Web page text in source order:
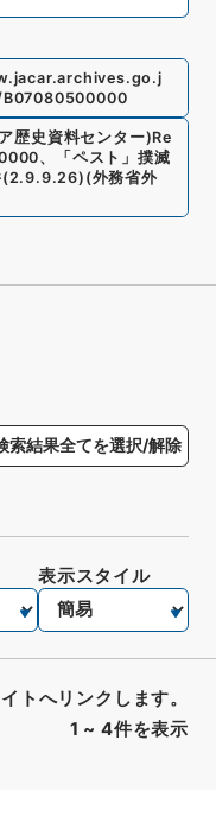
歴史資料センター)Re
、
「ペスト」撲滅
(2.9.9.26) (外務省外
索結果全てを選択/解除
1 ~ 4件を表示
表示スタイル
トへリンクします。